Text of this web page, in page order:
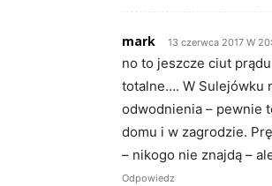
mark 13 czerwca 2017 W
no to jeszcze ciut
totalne…. W Sulejówku
odwodnienia – pewnie
domu i w zagrodzie.
– nikogo nie znajdą –
Odpowiedz